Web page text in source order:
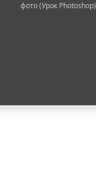
фото (Урок Photoshop)